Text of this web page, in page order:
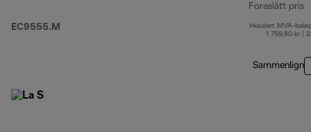
EC9555.M
Foreslått pris
Inkludert MVA-
1 759,80 kr (
Sammenlign